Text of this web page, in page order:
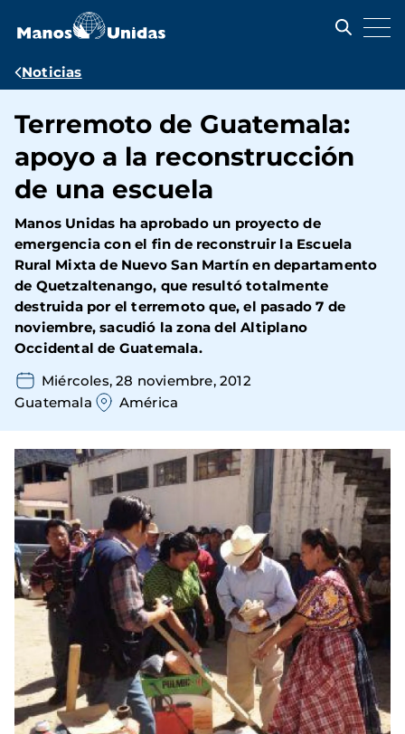
contenido
Ruta
navegación
Noticias
Terremoto de Guatemala:
apoyo a la reconstrucción
de una escuela
Manos Unidas ha aprobado un proyecto de
emergencia con el fin de reconstruir la Escuela
Rural Mixta de Nuevo San Martín en departamento
de Quetzaltenango, que resultó totalmente
destruida por el terremoto que, el pasado 7 de
noviembre, sacudió la zona del Altiplano
Occidental de Guatemala.
Miércoles, 28 noviembre, 2012
Guatemala
América